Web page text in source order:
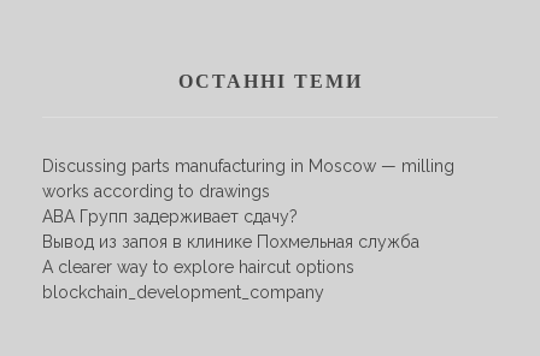
ОСТАННІ ТЕМИ
Discussing parts manufacturing in Moscow — milling
works according to drawings
АВА Групп задерживает сдачу?
Вывод из запоя в клинике Похмельная служба
A clearer way to explore haircut options
blockchain_development_company